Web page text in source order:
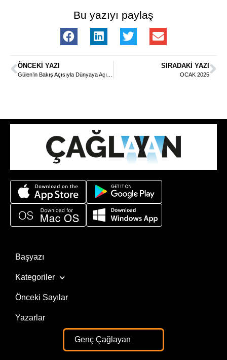
Bu yazıyı paylaş
ÖNCEKI YAZI SIRADAKI YAZI
OCAK 2025
Başyazı
Kategoriler
Önceki Sayılar
Yazarlar
Genç Çağlayan